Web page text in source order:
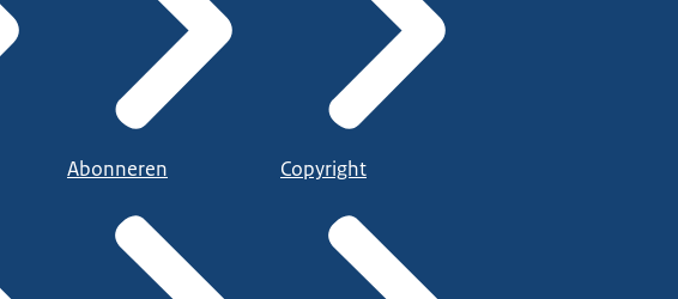
Abonneren Copyright